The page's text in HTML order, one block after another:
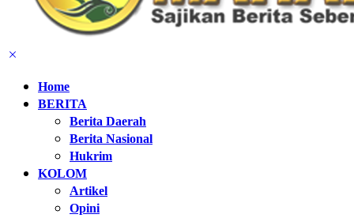
Home
BERITA
Berita Daerah
Berita Nasional
Hukrim
KOLOM
Artikel
Opini